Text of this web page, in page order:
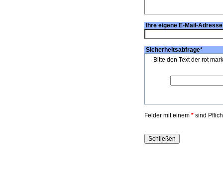
Ihre eigene E-Mail-
Sicherheitsabfrage*
Bitte den Text der rot
Felder mit einem * sind